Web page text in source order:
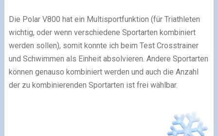
Die Polar V800 hat ein Multisportfunktion (für Triathleten
wichtig, oder wenn verschiedene Sportarten kombiniert
werden sollen), somit konnte ich beim Test Crosstrainer
und Schwimmen als Einheit absolvieren. Andere Sportarten
können genauso kombiniert werden und auch die Anzahl
der zu kombinierenden Sportarten ist frei wählbar.